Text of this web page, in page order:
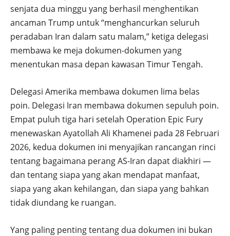
senjata dua minggu yang berhasil menghentikan
ancaman Trump untuk “menghancurkan seluruh
peradaban Iran dalam satu malam,” ketiga delegasi
membawa ke meja dokumen-dokumen yang
menentukan masa depan kawasan Timur Tengah.
Delegasi Amerika membawa dokumen lima belas
poin. Delegasi Iran membawa dokumen sepuluh poin.
Empat puluh tiga hari setelah Operation Epic Fury
menewaskan Ayatollah Ali Khamenei pada 28 Februari
2026, kedua dokumen ini menyajikan rancangan rinci
tentang bagaimana perang AS-Iran dapat diakhiri —
dan tentang siapa yang akan mendapat manfaat,
siapa yang akan kehilangan, dan siapa yang bahkan
tidak diundang ke ruangan.
Yang paling penting tentang dua dokumen ini bukan